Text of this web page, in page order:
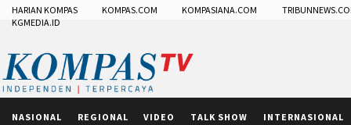
HARIAN KOMPAS KOMPAS.COM KOMPASIANA.COM
KGMEDIA.ID
NASIONAL REGIONAL VIDEO TALK SHOW INTERNASIONAL